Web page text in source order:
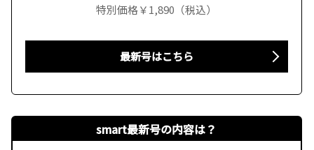
特別価格￥1,890（税込）
最新号はこちら
smart最新号の内容は？